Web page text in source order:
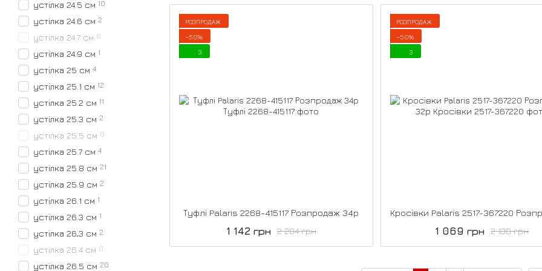
РОЗПРОДАЖ
−50%
3
Туфлі Palaris 2268-415117 Розпродаж 34р
2 284 грн
1 142 грн
РОЗПРОДАЖ
−50%
3
2 138 грн
1 069 грн
устілка 24.5 см 10
устілка 24.6 см 2
устілка 24.7 см 0
устілка 24.9 см 1
устілка 25 см 4
устілка 25.1 см 12
устілка 25.2 см 11
устілка 25.3 см 2
устілка 25.5 см 0
устілка 25.7 см 4
устілка 25.8 см 21
устілка 25.9 см 2
устілка 26.1 см 1
устілка 26.3 см 1
устілка 26,3 см 2
устілка 26.4 см 0
устілка 26.5 см 20